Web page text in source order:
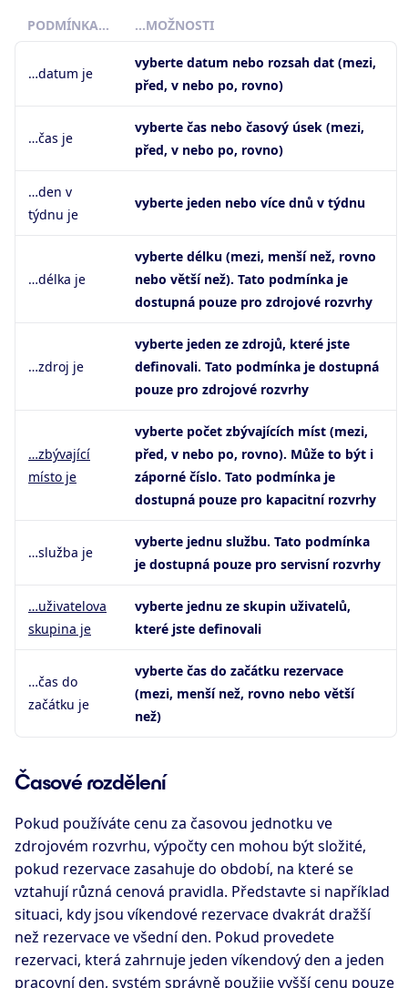
PODMÍNKA… …MOŽNOSTI
…datum je
vyberte datum nebo rozsah dat (mezi,
před, v nebo po, rovno)
…čas je
vyberte čas nebo časový úsek (mezi,
před, v nebo po, rovno)
…den v
týdnu je
vyberte jeden nebo více dnů v týdnu
…délka je
vyberte délku (mezi, menší než, rovno
nebo větší než). Tato podmínka je
dostupná pouze pro zdrojové rozvrhy
…zdroj je
vyberte jeden ze zdrojů, které jste
definovali. Tato podmínka je dostupná
pouze pro zdrojové rozvrhy
…zbývající
místo je
vyberte počet zbývajících míst (mezi,
před, v nebo po, rovno). Může to být i
záporné číslo. Tato podmínka je
dostupná pouze pro kapacitní rozvrhy
…služba je
vyberte jednu službu. Tato podmínka
je dostupná pouze pro servisní rozvrhy
…uživatelova
skupina je
vyberte jednu ze skupin uživatelů,
které jste definovali
…čas do
začátku je
vyberte čas do začátku rezervace
(mezi, menší než, rovno nebo větší
než)
Časové rozdělení
Pokud používáte cenu za časovou jednotku ve
zdrojovém rozvrhu, výpočty cen mohou být složité,
pokud rezervace zasahuje do období, na které se
vztahují různá cenová pravidla. Představte si například
situaci, kdy jsou víkendové rezervace dvakrát dražší
než rezervace ve všední den. Pokud provedete
rezervaci, která zahrnuje jeden víkendový den a jeden
pracovní den, systém správně použije vyšší cenu pouze